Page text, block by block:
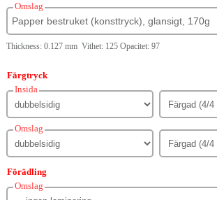
Omslag
Papper bestruket (konsttryck), glansigt, 170g
Thickness: 0.127 mm Vithet: 125 Opacitet: 97
Färgtryck
Insida
Omslag
Förädling
Omslag